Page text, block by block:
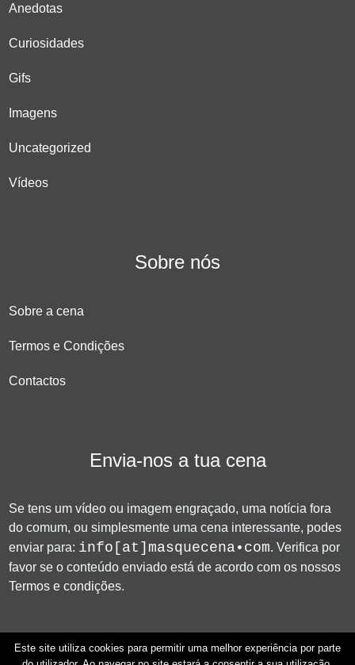
Anedotas
Curiosidades
Gifs
Imagens
Uncategorized
Vídeos
Sobre nós
Sobre a cena
Termos e Condições
Contactos
Envia-nos a tua cena
Se tens um vídeo ou imagem engraçado, uma notícia fora
do comum, ou simplesmente uma cena interessante, podes
enviar para: info[at]masquecena•com. Verifica por
favor se o conteúdo enviado está de acordo com os nossos
Termos e condições.
Este site utiliza cookies para permitir uma melhor experiência por parte